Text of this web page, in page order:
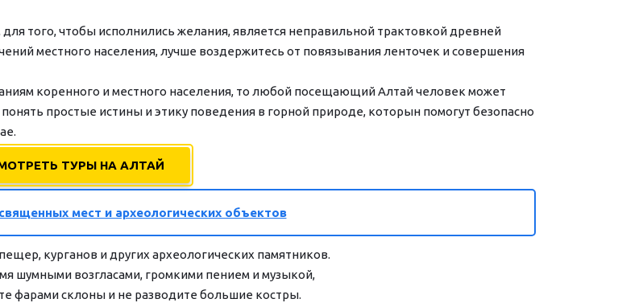
того, чтобы исполнились желания, является неправильной трактовкой древней
местного населения, лучше воздержитесь от повязывания ленточек и совершения
коренного и местного населения, то любой посещающий Алтай человек может
простые истины и этику поведения в горной природе, которын помогут безопасно
ТУРЫ НА АЛТАЙ
мест и археологических объектов
курганов и других археологических памятников.
шумными возгласами, громкими пением и музыкой,
фарами склоны и не разводите большие костры.